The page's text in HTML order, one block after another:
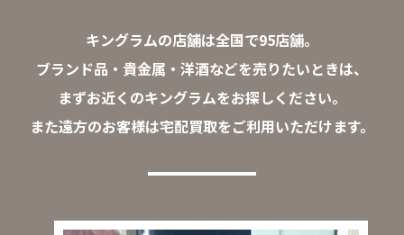
キングラムの店舗は全国で95店舗。
ブランド品・貴金属・洋酒などを売りたいときは、
まずお近くのキングラムをお探しください。
また遠方のお客様は宅配買取をご利用いただけます。